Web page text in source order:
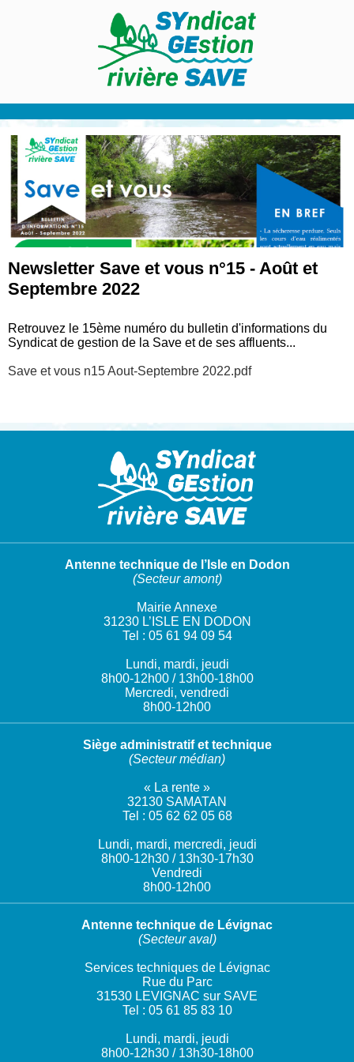
Newsletter Save et vous n°15 - Août et
Septembre 2022
Retrouvez le 15ème numéro du bulletin d'informations du
Syndicat de gestion de la Save et de ses affluents...
Save et vous n15 Aout-Septembre 2022.pdf
Antenne technique de l’Isle en Dodon
(Secteur amont)
Mairie Annexe
31230 L’ISLE EN DODON
Tel : 05 61 94 09 54
Lundi, mardi, jeudi
8h00-12h00 / 13h00-18h00
Mercredi, vendredi
8h00-12h00
Siège administratif et technique
(Secteur médian)
« La rente »
32130 SAMATAN
Tel : 05 62 62 05 68
Lundi, mardi, mercredi, jeudi
8h00-12h30 / 13h30-17h30
Vendredi
8h00-12h00
Antenne technique de Lévignac
(Secteur aval)
Services techniques de Lévignac
Rue du Parc
31530 LEVIGNAC sur SAVE
Tel : 05 61 85 83 10
Lundi, mardi, jeudi
8h00-12h30 / 13h30-18h00